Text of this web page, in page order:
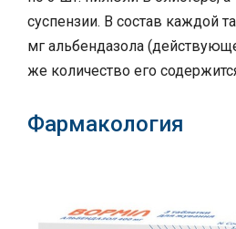
суспензии. В состав каждой
мг альбендазола
же количество его
Фармакология